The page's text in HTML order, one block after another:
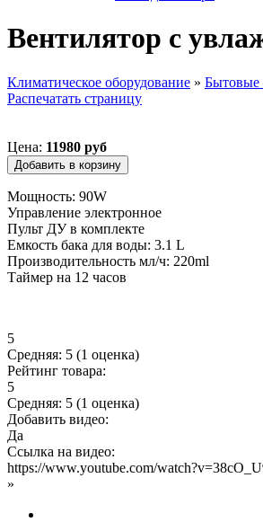
Вентилятор с
Вы здесь
Климатическое оборудование » Бытовые
Распечатать страницу
Цена: 11980 руб
Мощность: 90W
Управление электронное
Пульт ДУ в комплекте
Емкость бака для воды: 3.1 L
Производительность мл/ч: 220ml
Таймер на 12 часов
5
Средняя: 5 (1 оценка)
Рейтинг товара:
5
Средняя: 5 (1 оценка)
Добавить видео:
Да
Ссылка на видео:
https://www.youtube.com/
»